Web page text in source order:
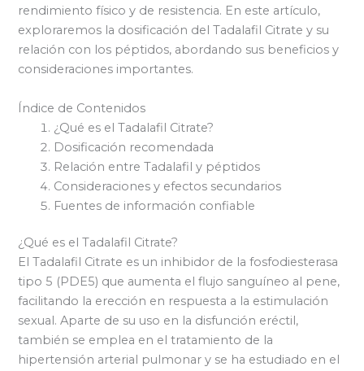
rendimiento físico y de resistencia. En este artículo,
exploraremos la dosificación del Tadalafil Citrate y su
relación con los péptidos, abordando sus beneficios y
consideraciones importantes.
Índice de Contenidos
¿Qué es el Tadalafil Citrate?
Dosificación recomendada
Relación entre Tadalafil y péptidos
Consideraciones y efectos secundarios
Fuentes de información confiable
¿Qué es el Tadalafil Citrate?
El Tadalafil Citrate es un inhibidor de la fosfodiesterasa
tipo 5 (PDE5) que aumenta el flujo sanguíneo al pene,
facilitando la erección en respuesta a la estimulación
sexual. Aparte de su uso en la disfunción eréctil,
también se emplea en el tratamiento de la
hipertensión arterial pulmonar y se ha estudiado en el